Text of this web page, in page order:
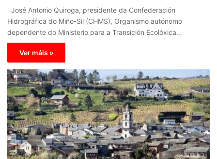
José Antonio Quiroga, presidente da Confederación
Hidrográfica do Miño-Sil (CHMS), Organismo autónomo
dependente do Ministerio para a Transición Ecolóxica…
Ver máis »